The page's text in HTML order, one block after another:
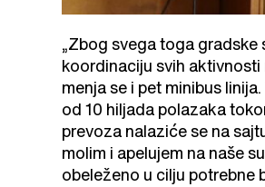
„Zbog svega toga
koordinaciju svih aktivnosti
menja se i pet minibus
od 10 hiljada polazaka
prevoza nalaziće se na
molim i apelujem na naše
obeleženo u cilju potrebne